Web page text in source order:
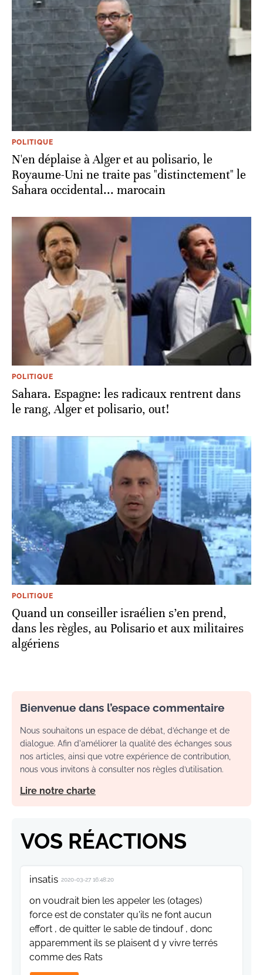
POLITIQUE
N'en déplaise à Alger et au polisario, le
Royaume-Uni ne traite pas "distinctement" le
Sahara occidental... marocain
POLITIQUE
Sahara. Espagne: les radicaux rentrent dans
le rang, Alger et polisario, out!
POLITIQUE
Quand un conseiller israélien s’en prend,
dans les règles, au Polisario et aux militaires
algériens
Bienvenue dans l’espace commentaire
Nous souhaitons un espace de débat, d’échange et de
dialogue. Afin d'améliorer la qualité des échanges sous
nos articles, ainsi que votre expérience de contribution,
nous vous invitons à consulter nos règles d’utilisation.
Lire notre charte
VOS RÉACTIONS
insatis 2020-03-27 16:48:20
on voudrait bien les appeler les (otages)
force est de constater qu'ils ne font aucun
effort , de quitter le sable de tindouf , donc
apparemment ils se plaisent d y vivre terrés
comme des Rats